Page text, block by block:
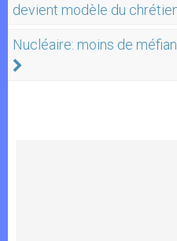
devient modèle du
Nucléaire: moins de